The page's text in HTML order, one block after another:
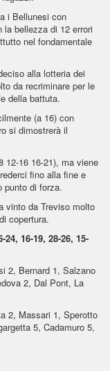
i Bellunesi con
bellezza di 12 errori
nel fondamentale
alla lotteria dei
da recriminare per le
della battuta.
(a 16) con
si dimostrerà il
12-16 16-21), ma viene
fino alla fine e
punto di forza.
vinto da Treviso molto
copertura.
16-19, 28-26, 15-
2, Bernard 1, Salzano
2, Dal Pont, La
2, Massari 1, Sperotto
5, Cadamuro 5,